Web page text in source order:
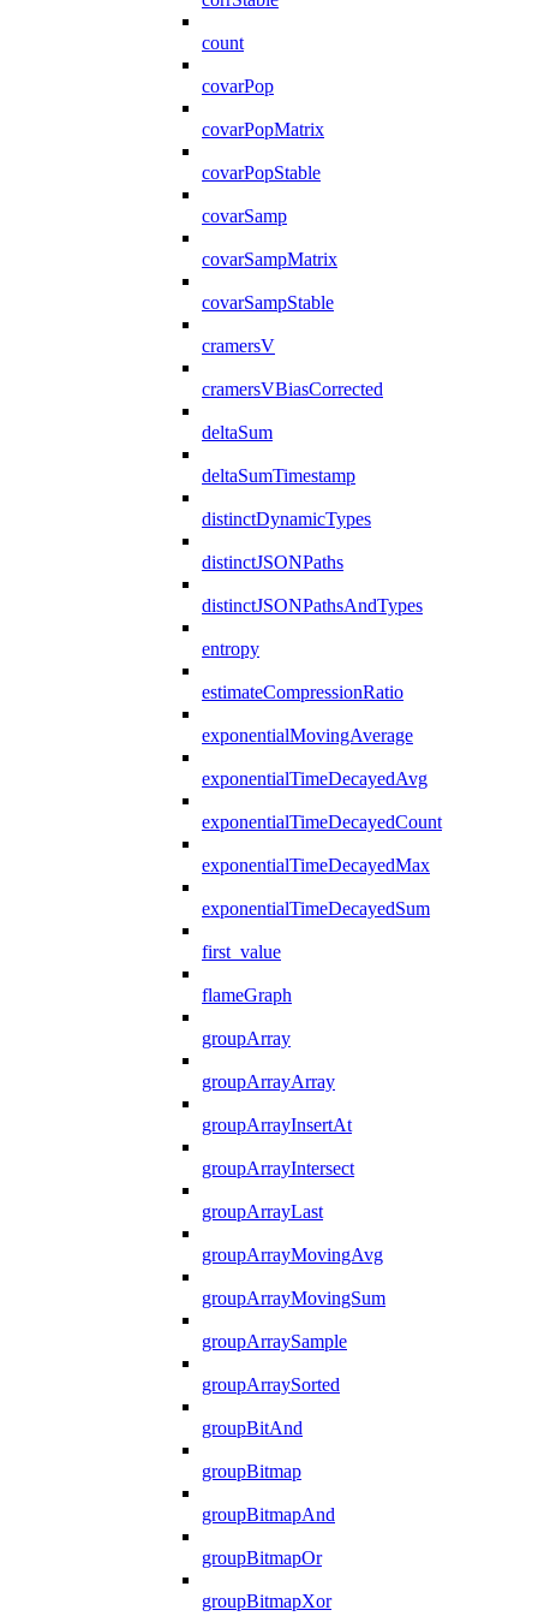
count
covarPop
covarPopMatrix
covarPopStable
covarSamp
covarSampMatrix
covarSampStable
cramersV
cramersVBiasCorrected
deltaSum
deltaSumTimestamp
distinctDynamicTypes
distinctJSONPaths
distinctJSONPathsAndTypes
entropy
estimateCompressionRatio
exponentialMovingAverage
exponentialTimeDecayedAvg
exponentialTimeDecayedCount
exponentialTimeDecayedMax
exponentialTimeDecayedSum
first_value
flameGraph
groupArray
groupArrayArray
groupArrayInsertAt
groupArrayIntersect
groupArrayLast
groupArrayMovingAvg
groupArrayMovingSum
groupArraySample
groupArraySorted
groupBitAnd
groupBitmap
groupBitmapAnd
groupBitmapOr
groupBitmapXor